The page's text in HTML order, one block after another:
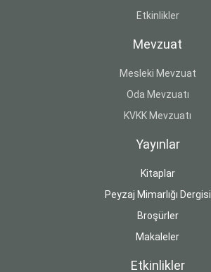
Etkinlikler
Mevzuat
Mesleki Mevzuat
Oda Mevzuatı
KVKK Mevzuatı
Yayınlar
Kitaplar
Peyzaj Mimarlığı Dergisi
Broşürler
Makaleler
Etkinlikler